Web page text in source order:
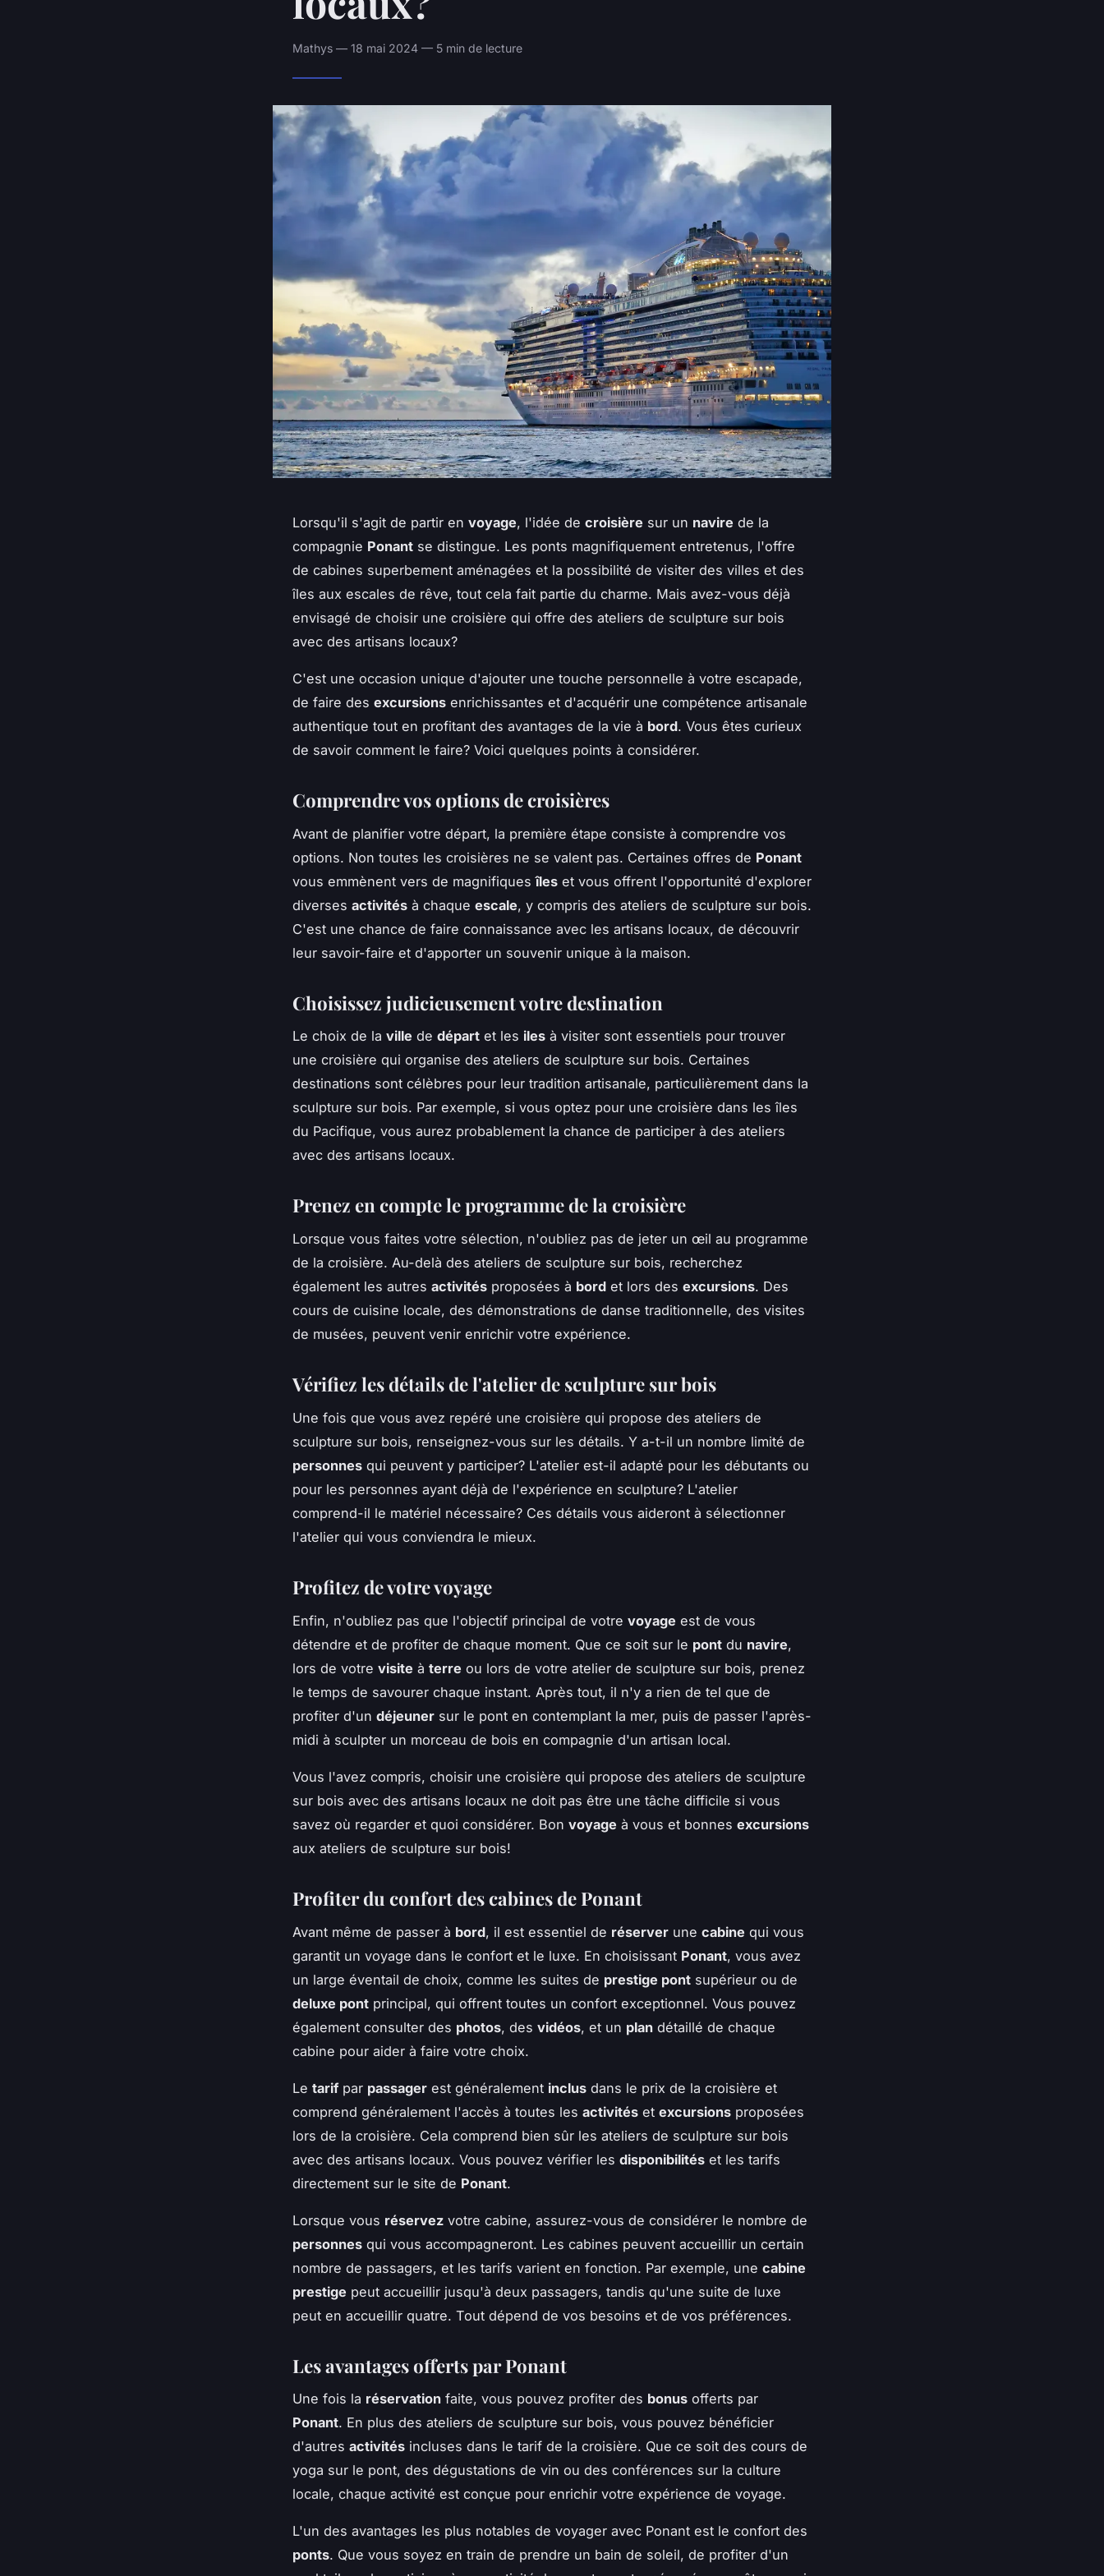
Mathys — 18 mai 2024 — 5 min de lecture
Lorsqu'il s'agit de partir en voyage, l'idée de croisière sur un navire de la
compagnie Ponant se distingue. Les ponts magnifiquement entretenus, l'offre
de cabines superbement aménagées et la possibilité de visiter des villes et des
îles aux escales de rêve, tout cela fait partie du charme. Mais avez-vous déjà
envisagé de choisir une croisière qui offre des ateliers de sculpture sur bois
avec des artisans locaux?
C'est une occasion unique d'ajouter une touche personnelle à votre escapade,
de faire des excursions enrichissantes et d'acquérir une compétence artisanale
authentique tout en profitant des avantages de la vie à bord. Vous êtes curieux
de savoir comment le faire? Voici quelques points à considérer.
Comprendre vos options de croisières
Avant de planifier votre départ, la première étape consiste à comprendre vos
options. Non toutes les croisières ne se valent pas. Certaines offres de Ponant
vous emmènent vers de magnifiquesîles et vous offrent l'opportunité d'explorer
diverses activités à chaque escale, y compris des ateliers de sculpture sur bois.
C'est une chance de faire connaissance avec les artisans locaux, de découvrir
leur savoir-faire et d'apporter un souvenir unique à la maison.
Choisissez judicieusement votre destination
Le choix de la ville de départ et les iles à visiter sont essentiels pour trouver
une croisière qui organise des ateliers de sculpture sur bois. Certaines
destinations sont célèbres pour leur tradition artisanale, particulièrement dans la
sculpture sur bois. Par exemple, si vous optez pour une croisière dans les îles
du Pacifique, vous aurez probablement la chance de participer à des ateliers
avec des artisans locaux.
Prenez en compte le programme de la croisière
Lorsque vous faites votre sélection, n'oubliez pas de jeter un œil au programme
de la croisière. Au-delà des ateliers de sculpture sur bois, recherchez
également les autres activités proposées à bord et lors des excursions. Des
cours de cuisine locale, des démonstrations de danse traditionnelle, des visites
de musées, peuvent venir enrichir votre expérience.
Vérifiez les détails de l'atelier de sculpture sur bois
Une fois que vous avez repéré une croisière qui propose des ateliers de
sculpture sur bois, renseignez-vous sur les détails. Y a-t-il un nombre limité de
personnes qui peuvent y participer? L'atelier est-il adapté pour les débutants ou
pour les personnes ayant déjà de l'expérience en sculpture? L'atelier
comprend-il le matériel nécessaire? Ces détails vous aideront à sélectionner
l'atelier qui vous conviendra le mieux.
Profitez de votre voyage
Enfin, n'oubliez pas que l'objectif principal de votre voyage est de vous
détendre et de profiter de chaque moment. Que ce soit sur le pont du navire,
lors de votre visite à terre ou lors de votre atelier de sculpture sur bois, prenez
le temps de savourer chaque instant. Après tout, il n'y a rien de tel que de
profiter d'un déjeuner sur le pont en contemplant la mer, puis de passer l'après-
midi à sculpter un morceau de bois en compagnie d'un artisan local.
Vous l'avez compris, choisir une croisière qui propose des ateliers de sculpture
sur bois avec des artisans locaux ne doit pas être une tâche difficile si vous
savez où regarder et quoi considérer. Bon voyage à vous et bonnes excursions
aux ateliers de sculpture sur bois!
Profiter du confort des cabines de Ponant
Avant même de passer à bord, il est essentiel de réserver une cabine qui vous
garantit un voyage dans le confort et le luxe. En choisissant Ponant, vous avez
un large éventail de choix, comme les suites de prestige pont supérieur ou de
deluxe pont principal, qui offrent toutes un confort exceptionnel. Vous pouvez
également consulter des photos, des vidéos, et un plan détaillé de chaque
cabine pour aider à faire votre choix.
Le tarifpar passager est généralement inclus dans le prix de la croisière et
comprend généralement l'accès à toutes les activités et excursions proposées
lors de la croisière. Cela comprend bien sûr les ateliers de sculpture sur bois
avec des artisans locaux. Vous pouvez vérifier les disponibilités et les tarifs
directement sur le site de Ponant.
Lorsque vous réservez votre cabine, assurez-vous de considérer le nombre de
personnes qui vous accompagneront. Les cabines peuvent accueillir un certain
nombre de passagers, et les tarifs varient en fonction. Par exemple, une cabine
prestige peut accueillir jusqu'à deux passagers, tandis qu'une suite de luxe
peut en accueillir quatre. Tout dépend de vos besoins et de vos préférences.
Les avantages offerts par Ponant
Une fois la réservation faite, vous pouvez profiter des bonus offerts par
Ponant. En plus des ateliers de sculpture sur bois, vous pouvez bénéficier
d'autres activités incluses dans le tarif de la croisière. Que ce soit des cours de
yoga sur le pont, des dégustations de vin ou des conférences sur la culture
locale, chaque activité est conçue pour enrichir votre expérience de voyage.
L'un des avantages les plus notables de voyager avec Ponant est le confort des
ponts. Que vous soyez en train de prendre un bain de soleil, de profiter d'un